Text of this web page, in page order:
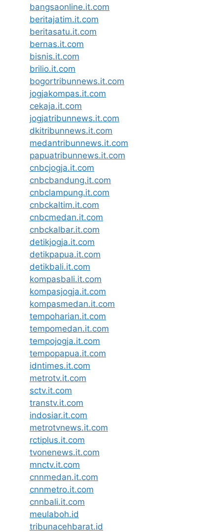
bangsaonline.it.com
beritajatim.it.com
beritasatu.it.com
bernas.it.com
bisnis.it.com
brilio.it.com
bogortribunnews.it.com
jogjakompas.it.com
cekaja.it.com
jogjatribunnews.it.com
dkitribunnews.it.com
medantribunnews.it.com
papuatribunnews.it.com
cnbcjogja.it.com
cnbcbandung.it.com
cnbclampung.it.com
cnbckaltim.it.com
cnbcmedan.it.com
cnbckalbar.it.com
detikjogja.it.com
detikpapua.it.com
detikbali.it.com
kompasbali.it.com
kompasjogja.it.com
kompasmedan.it.com
tempoharian.it.com
tempomedan.it.com
tempojogja.it.com
tempopapua.it.com
idntimes.it.com
metrotv.it.com
sctv.it.com
transtv.it.com
indosiar.it.com
metrotvnews.it.com
rctiplus.it.com
tvonenews.it.com
mnctv.it.com
cnnmedan.it.com
cnnmetro.it.com
cnnbali.it.com
meulaboh.id
tribunacehbarat.id